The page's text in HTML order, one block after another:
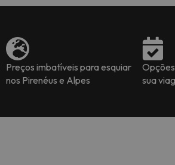
Preços imbatíveis para esquiar
nos Pirenéus e Alpes
sua